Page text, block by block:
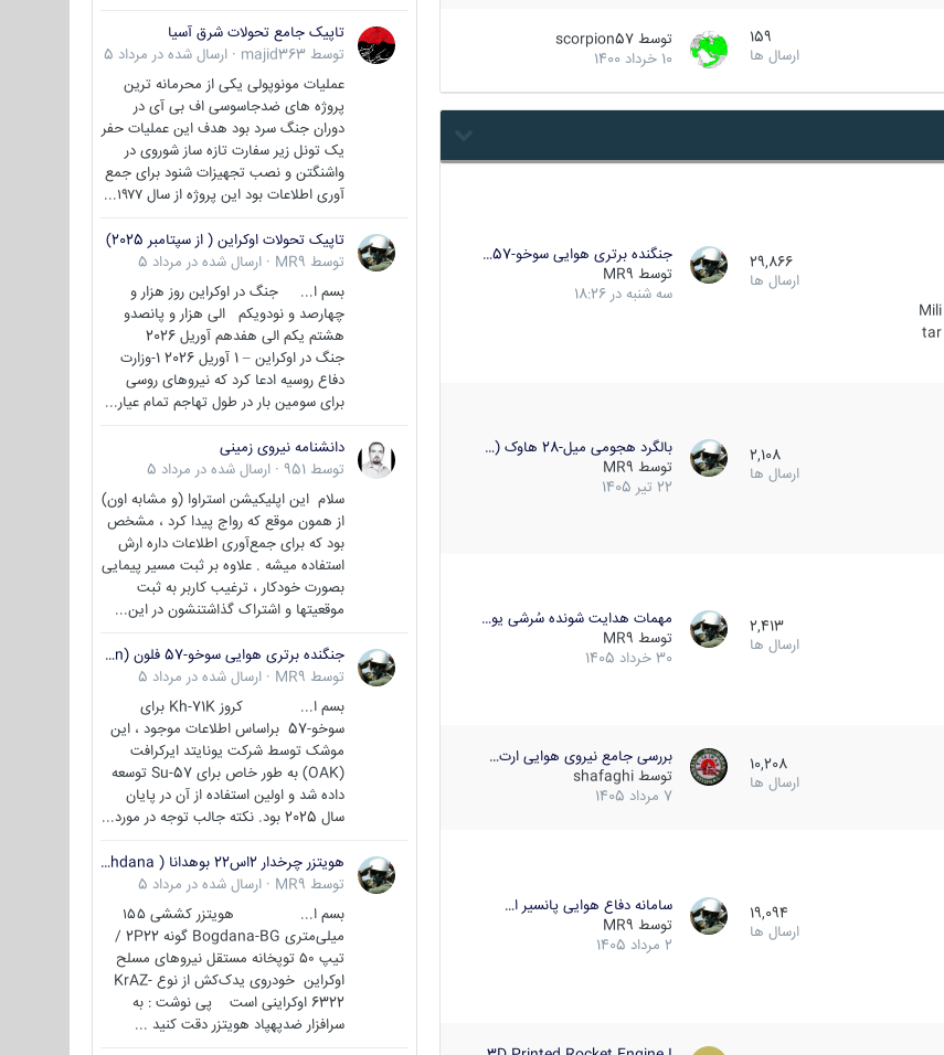
159
ارسال ها
توسط scorpion57
10 خرداد 1400
Mili
tar
29,866
ارسال ها
جنگنده برتری هوایی سوخو-57…
توسط MR9
سه شنبه در 18:26
2,108
ارسال ها
بالگرد هجومی میل-28 هاوک (…
توسط MR9
22 تیر 1405
2,413
ارسال ها
مهمات هدایت شونده سُرشی یو…
توسط MR9
30 خرداد 1405
10,208
ارسال ها
بررسی جامع نیروی هوایی ارت…
توسط shafaghi
7 مرداد 1405
19,094
ارسال ها
سامانه دفاع هوایی پانسیر ا…
توسط MR9
2 مرداد 1405
تاپیک جامع تحولات شرق آسیا
توسط majid363
· ارسال شده در مرداد 5
عملیات مونوپولی یکی از محرمانه ترین
پروژه های ضدجاسوسی اف بی آی در
دوران جنگ سرد بود هدف این عملیات حفر
یک تونل زیر سفارت تازه ساز شوروی در
واشنگتن و نصب تجهیزات شنود برای جمع
آوری اطلاعات بود این پروژه از سال ۱۹۷۷...
تاپیک تحولات اوکراین ( از سپتامبر 2025)
توسط MR9
· ارسال شده در مرداد 5
بسم ا... جنگ در اوکراین روز هزار و
چهارصد و نودویکم الی هزار و پانصدو
هشتم یکم الی هفدهم آوریل 2026
جنگ در اوکراین – 1 آوریل 2026 1-وزارت
دفاع روسیه ادعا کرد که نیروهای روسی
برای سومین بار در طول تهاجم تمام عیار...
دانشنامه نیروی زمینی
توسط 951
· ارسال شده در مرداد 5
سلام این اپلیکیشن استراوا (و مشابه اون)
از همون موقع که رواج پیدا کرد ، مشخص
بود که برای جمع‌آوری اطلاعات داره ارش
استفاده میشه . علاوه بر ثبت مسیر پیمایی
بصورت خودکار ، ترغیب کاربر به ثبت
موقعیتها و اشتراک‌ گذاشتنشون در این...
جنگنده برتری هوایی سوخو-57 فلون (Su-57/Felon)
توسط MR9
· ارسال شده در مرداد 5
بسم ا... کروز Kh-71K برای
سوخو-57 براساس اطلاعات موجود ، این
موشک توسط شرکت یونایتد ایرکرافت
(OAK) به طور خاص برای Su-57 توسعه
داده شد و اولین استفاده از آن در پایان
سال 2025 بود. نکته جالب توجه در مورد...
هویتزر چرخدار 2اس22 بوهدانا ( wheeled howitzer 2S22 Bohdana )
توسط MR9
· ارسال شده در مرداد 5
بسم ا... هویتزر کششی ۱۵۵
میلی‌متری Bogdana-BG گونه 2P22 /
تیپ ۵۰ توپخانه مستقل نیروهای مسلح
اوکراین خودروی یدک‌کش از نوع KrAZ-
6322 اوکراینی است پی نوشت : به
سرافزار ضدپهپاد هویتزر دقت کنید ...